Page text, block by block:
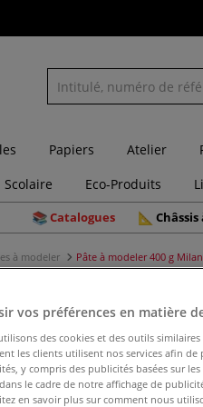
Papiers Atelier
Scolaire Eco-Produits
Catalogues
à modeler Pâte à modeler 400 g Milan
vos préférences en matière
des cookies et des outils
les clients utilisent nos services afin
y compris des publicités basées sur
le cadre de notre affichage de
en savoir plus sur comment nous